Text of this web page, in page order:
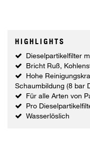
HIGHLIGHTS
Dieselpartikelfilter
Bricht Ruß,
Hohe
Schaumbildung (8 bar
Für alle Arten von
Pro
Wasserlöslich